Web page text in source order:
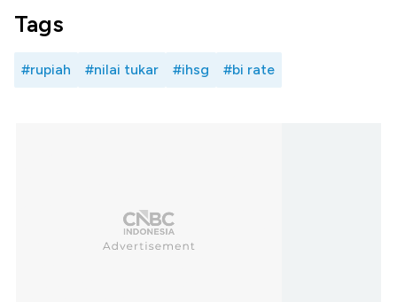
Tags
#rupiah #nilai tukar #ihsg #bi rate